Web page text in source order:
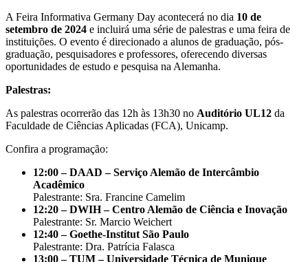
A Feira Informativa Germany Day acontecerá no dia 10 de
setembro de 2024 e incluirá uma série de palestras e uma feira de
instituições. O evento é direcionado a alunos de graduação, pós-
graduação, pesquisadores e professores, oferecendo diversas
oportunidades de estudo e pesquisa na Alemanha.
Palestras:
As palestras ocorrerão das 12h às 13h30 no Auditório UL12 da
Faculdade de Ciências Aplicadas (FCA), Unicamp.
Confira a programação:
12:00 – DAAD – Serviço Alemão de Intercâmbio
Acadêmico
Palestrante: Sra. Francine Camelim
12:20 – DWIH – Centro Alemão de Ciência e Inovação
Palestrante: Sr. Marcio Weichert
12:40 – Goethe-Institut São Paulo
Palestrante: Dra. Patrícia Falasca
13:00 – TUM – Universidade Técnica de Munique